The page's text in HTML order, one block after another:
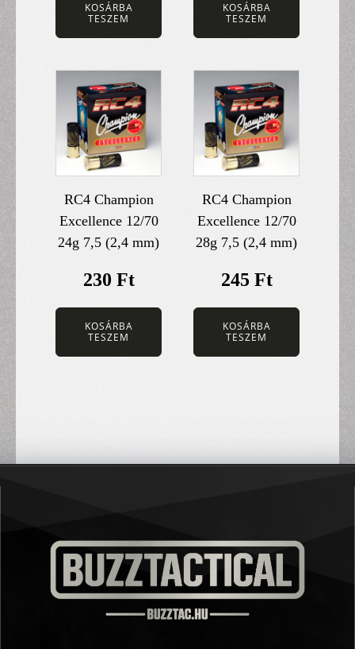
KOSÁRBA
TESZEM
KOSÁRBA
TESZEM
RC4 Champion
Excellence 12/70
24g 7,5 (2,4 mm)
230 Ft
KOSÁRBA
TESZEM
RC4 Champion
Excellence 12/70
28g 7,5 (2,4 mm)
245 Ft
KOSÁRBA
TESZEM